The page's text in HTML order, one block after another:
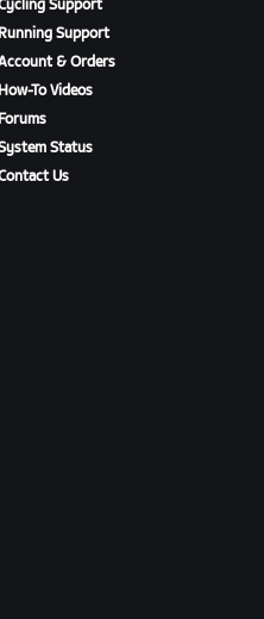
Support
Running Support
& Orders
How-To Videos
Forums
Status
Us